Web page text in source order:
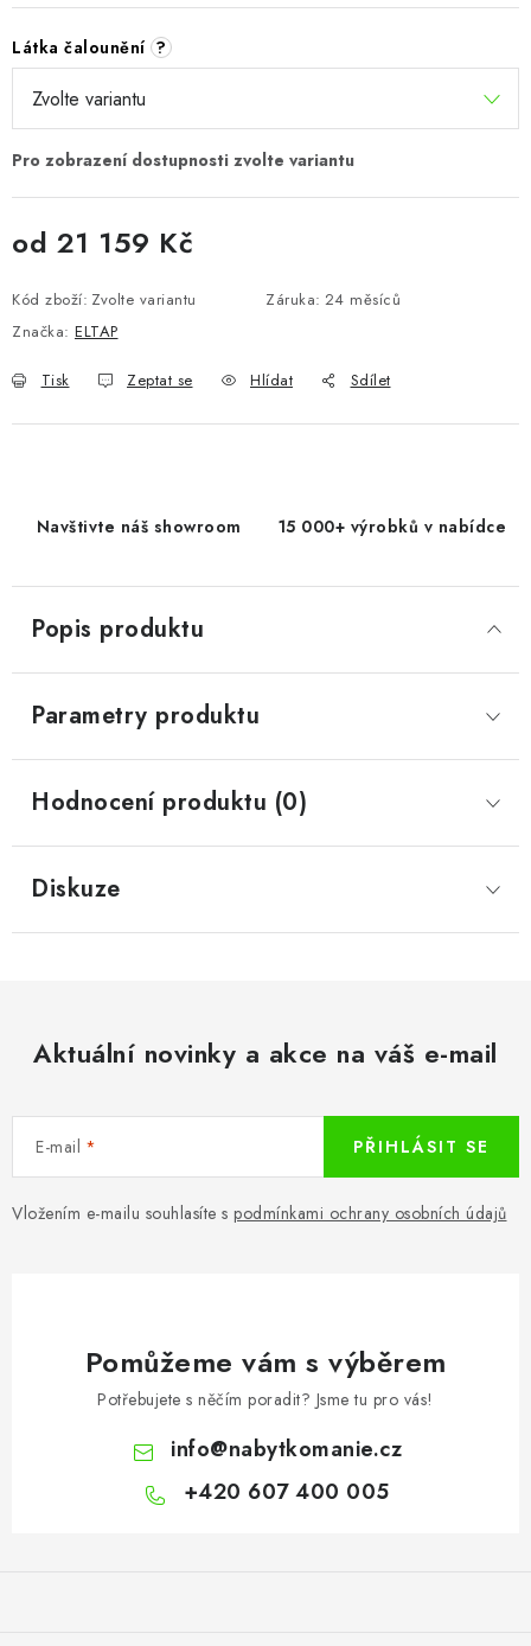
Látka čalounění ?
od 21 159 Kč
Kód zboží: Zvolte variantu Záruka: 24 měsíců
Značka: ELTAP
Tisk Zeptat se Hlídat Sdílet
Navštivte náš showroom 15 000+ výrobků v nabídce
Popis produktu
Parametry produktu
Hodnocení produktu (0)
Diskuze
Aktuální novinky a akce na váš e-mail
E-mail
Vložením e-mailu souhlasíte s podmínkami ochrany osobních údajů
PŘIHLÁSIT SE
Pomůžeme vám s výběrem
Potřebujete s něčím poradit? Jsme tu pro vás!
info@nabytkomanie.cz
+420 607 400 005